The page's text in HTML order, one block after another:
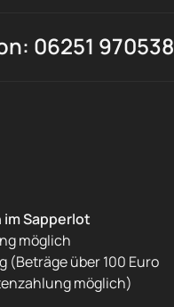
06251 970538
Sapperlot
möglich
(Beträge über 100 Euro
möglich)